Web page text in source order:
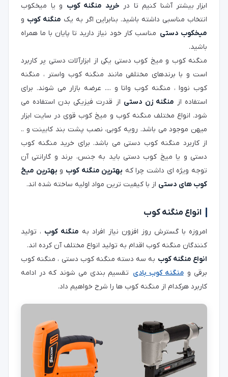
ابزار بیشتر آشنا کنیم تا در خرید منگنه کوب و یا میخکوب
انتخاب مناسبی داشته باشید. بنابراین اگر به یک منگنه کوب و
میخکوب دستی مناسب کار خود نیاز دارید تا پایان با ما همراه
باشید.
منگنه کوب و میخ کوب دستی یکی از ابزارآلات دستی پر کاربرد
است و با برندهای مختلفی مانند منگنه کوب واستر ، منگنه
کوب نووا ، منگنه کوب واتا و .... عرضه بازار می شوند. برای
استفاده از منگنه زن دستی از قدرت فیزیکی بدن استفاده می
شود. انواع مختلف منگنه کوب و میخ کوب قوی در سایت ابزار
میهن موجود می باشد. رویه کوبی، نصب پشت بند کابینت و ..
از کاربرد منگنه کوب دستی می باشد. برای خرید منگنه کوب
دستی و یا میخ کوب دستی باید به جنس، برند و گارانتی آن
توجه ویژه ای داشت چرا که بهترین منگنه کوب و بهترین میخ
کوب های دستی از با کیفیت ترین مواد اولیه ساخته شده اند.
انواع منگنه کوب
امروزه با گسترش روز افزون نیاز افراد به منگنه کوب ، تولید
کنندگان منگنه کوب اقدام به تولید انواع مختلف آن کرده اند.
انواع منگنه کوب به سه دسته منگنه کوب دستی ، منگنه کوب
برقی و منگنه کوب بادی تقسیم بندی می شوند که در ادامه
کاربرد هرکدام از منگنه کوب ها را شرح خواهیم داد.